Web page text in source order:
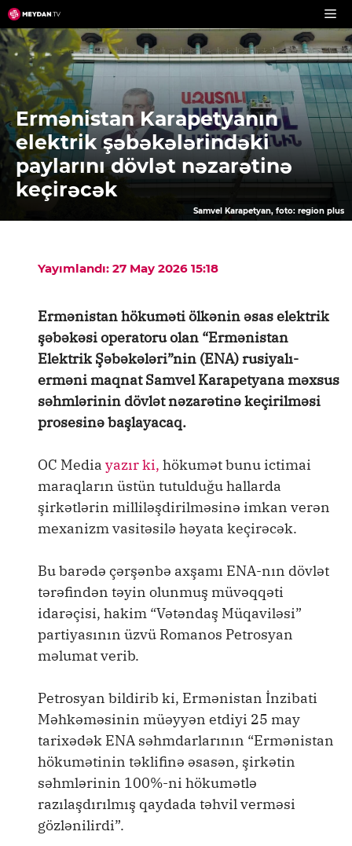
Skip
to
content
Ermənistan Karapetyanın
elektrik şəbəkələrindəki
paylarını dövlət nəzarətinə
keçirəcək
Samvel Karapetyan, foto: region plus
Yayımlandı: 27 May 2026 15:18
Ermənistan hökuməti ölkənin əsas elektrik
şəbəkəsi operatoru olan “Ermənistan
Elektrik Şəbəkələri”nin (ENA) rusiyalı-
erməni maqnat Samvel Karapetyana məxsus
səhmlərinin dövlət nəzarətinə keçirilməsi
prosesinə başlayacaq.
OC Media yazır ki, hökumət bunu ictimai
maraqların üstün tutulduğu hallarda
şirkətlərin milliləşdirilməsinə imkan verən
mexanizm vasitəsilə həyata keçirəcək.
Bu barədə çərşənbə axşamı ENA-nın dövlət
tərəfindən təyin olunmuş müvəqqəti
idarəçisi, hakim “Vətəndaş Müqaviləsi”
partiyasının üzvü Romanos Petrosyan
məlumat verib.
Petrosyan bildirib ki, Ermənistan İnzibati
Məhkəməsinin müəyyən etdiyi 25 may
tarixədək ENA səhmdarlarının “Ermənistan
hökumətinin təklifinə əsasən, şirkətin
səhmlərinin 100%-ni hökumətlə
razılaşdırılmış qaydada təhvil verməsi
gözlənilirdi”.